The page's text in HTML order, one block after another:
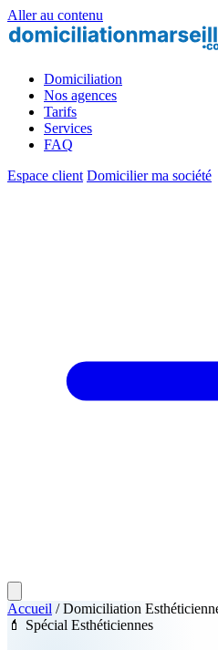
Aller au contenu
Domiciliation
Nos agences
Tarifs
Services
FAQ
Espace client Domicilier ma société
Accueil / Domiciliation
💄
Spécial Esthéticiennes